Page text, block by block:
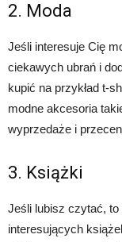
2. Moda
Jeśli interesuje Cię
ciekawych ubrań i
kupić na przykład t-
modne akcesoria
wyprzedaże i
3. Książki
Jeśli lubisz czytać, to
interesujących